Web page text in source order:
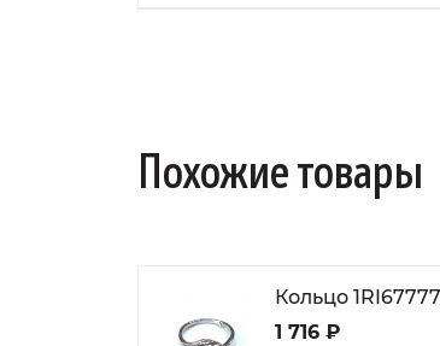
Похожие товары
Кольцо
1 716 ₽